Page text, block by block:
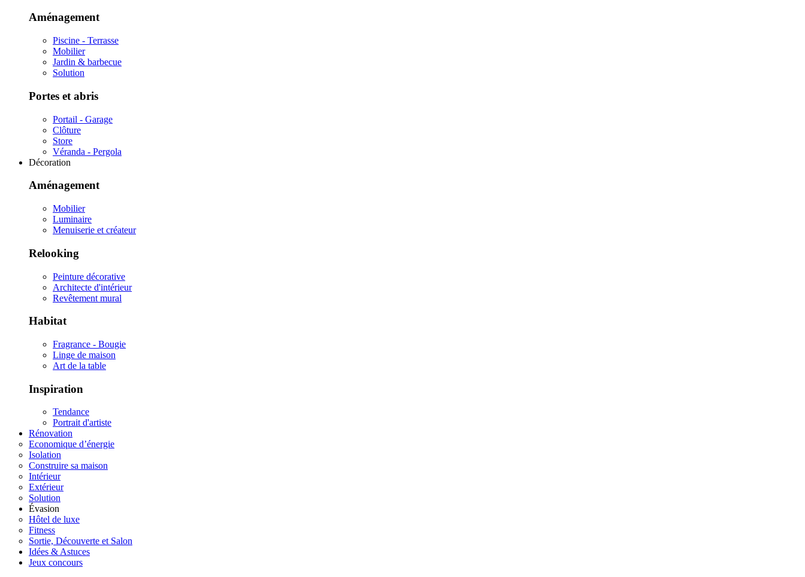
Aménagement
Piscine - Terrasse
Mobilier
Jardin & barbecue
Solution
Portes et abris
Portail - Garage
Clôture
Store
Véranda - Pergola
Décoration
Aménagement
Mobilier
Luminaire
Menuiserie et créateur
Relooking
Peinture décorative
Architecte d'intérieur
Revêtement mural
Habitat
Fragrance - Bougie
Linge de maison
Art de la table
Inspiration
Tendance
Portrait d'artiste
Rénovation
Economique d’énergie
Isolation
Construire sa maison
Intérieur
Extérieur
Solution
Évasion
Hôtel de luxe
Fitness
Sortie, Découverte et Salon
Idées & Astuces
Jeux concours